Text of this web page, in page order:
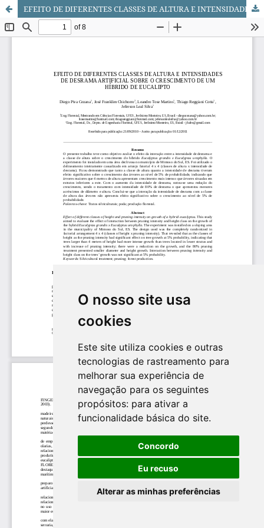
O nosso site usa
cookies
Este site utiliza cookies e outras
tecnologias de rastreamento para
melhorar sua experiência de
navegação para os seguintes
propósitos: para ativar a
funcionalidade básica do site.
Concordo
Eu recuso
Alterar as minhas preferências
EFEITO DE DIFERENTES CLASSES DE ALTURA E INTENSIDADES DE DESRAMA ARTIFICIAL SOBRE O CRESCIMENTO DE UM HÍBRIDO DE EUCALIPTO